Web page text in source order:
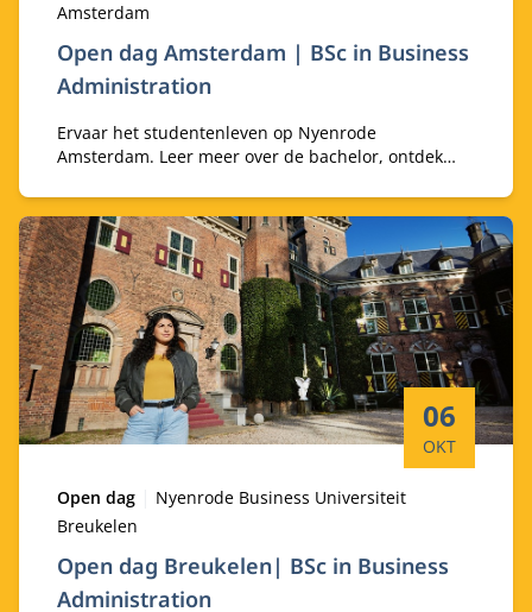
Open dag Amsterdam | BSc in Business
Administration
Amsterdam
Ervaar het studentenleven op Nyenrode
Amsterdam. Leer meer over de bachelor, ontdek
begeleiders die je graag alles vertellen.
Open dag Breukelen| BSc in Business
Administration
Startdatum:
06
OKT
Type:
Open dag Locatie:
Nyenrode Business Universiteit
Breukelen